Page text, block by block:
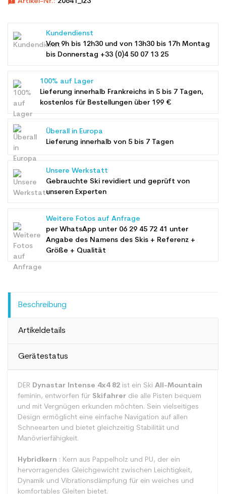
Kundendienst
Von 9h bis 12h30 und von 13h30 bis 17h Montag
bis Donnerstag +33 (0)4 50 07 13 25
100% auf Lager
Lieferung innerhalb Frankreichs in 5 bis 7 Tagen,
kostenlos für Bestellungen über 199 €
Überall in Europa
Lieferung innerhalb von 5 bis 7 Tagen
Unsere Werkstatt
Gebrauchte Ski revidiert und geprüft von
unseren Experten
Weitere Fotos auf Anfrage
per WhatsApp unter 06 29 45 72 41 unter
Angabe des Namens des Skis + Referenz +
Größe + Qualität
Beschreibung
Artikeldetails
Gerätestatus
DER Dynastar Intense 4x4 82 ist ein Ski All-Mountain
feminin, entworfen für Skifahrer die alle Pisten bequem
und mit Vergnügen erkunden möchten. Sein vielseitiges
Design ermöglicht eine einfache Navigation auf allen
Schneearten und bietet gleichzeitig Stabilität und
Manövrierfähigkeit.
Hybridkern : Kern aus Pappelholz und PU, der ein
hervorragendes Gleichgewicht zwischen Leichtigkeit,
Dynamik und Vibrationsdämpfung für ein weiches und
komfortables Gleiten bietet.